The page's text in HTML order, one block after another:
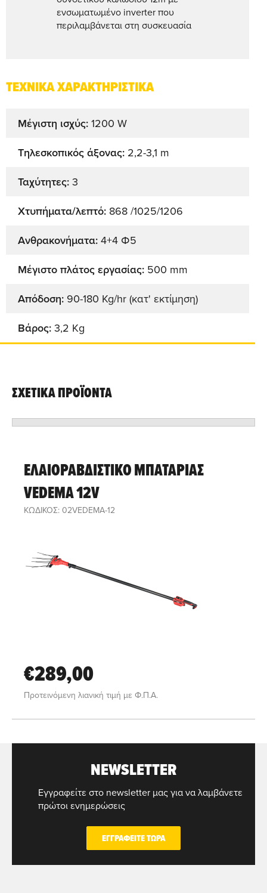
ενσωματωμένο inverter που
περιλαμβάνεται στη συσκευασία
ΤΕΧΝΙΚΑ ΧΑΡΑΚΤΗΡΙΣΤΙΚΑ
Μέγιστη ισχύς: 1200 W
Τηλεσκοπικός άξονας: 2,2-3,1 m
Ταχύτητες: 3
Xτυπήματα/λεπτό: 868 /1025/1206
Aνθρακονήματα: 4+4 Φ5
Μέγιστο πλάτος εργασίας: 500 mm
Απόδοση: 90-180 Kg/hr (κατ' εκτίμηση)
Bάρος: 3,2 Κg
ΣΧΕΤΙΚΑ ΠΡΟΪΟΝΤΑ
ΕΛΑΙΟΡΑΒΔΙΣΤΙΚΟ ΜΠΑΤΑΡΙΑΣ
VEDEMA 12V
ΚΩΔΙΚΟΣ: 02VEDEMA-12
€289,00
Προτεινόμενη λιανική τιμή με Φ.Π.Α.
NEWSLETTER
Εγγραφείτε στο newsletter μας για να λαμβάνετε
πρώτοι ενημερώσεις
ΕΓΓΡΑΦΕΙΤΕ ΤΩΡΑ